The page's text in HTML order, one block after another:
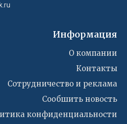
Информация
О компании
Контакты
Сотрудничество и реклама
Сообшить новость
конфиденциальности